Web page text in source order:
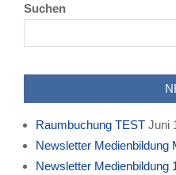
03
Suchen
Raumbuchung TEST Juni
Newsletter Medienbildung
Newsletter Medienbildung